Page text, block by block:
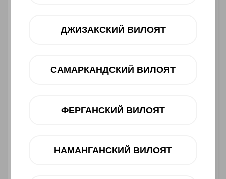
Asosiy xususiyatlari
Smartfon
ДЖИЗАКСКИЙ ВИЛОЯТ
САМАРКАНДСКИЙ ВИЛОЯТ
ФЕРГАНСКИЙ ВИЛОЯТ
НАМАНГАНСКИЙ ВИЛОЯТ